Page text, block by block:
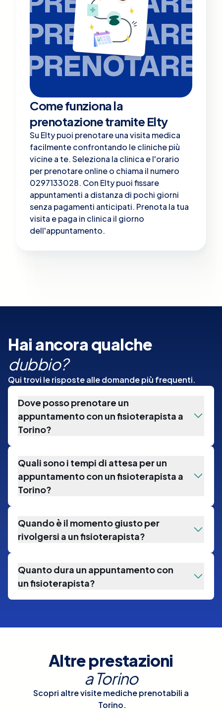
PRENOTARE
PRENOTARE
Come funziona la
prenotazione tramite Elty
Su Elty puoi prenotare una visita medica
facilmente confrontando le cliniche più
vicine a te. Seleziona la clinica e l'orario
per prenotare online o chiama il numero
0297133028. Con Elty puoi fissare
appuntamenti a distanza di pochi giorni
senza pagamenti anticipati. Prenota la tua
visita e paga in clinica il giorno
dell'appuntamento.
Hai ancora qualche
dubbio?
Qui trovi le risposte alle domande più frequenti.
Dove posso prenotare un
appuntamento con un fisioterapista a
Torino?
Quali sono i tempi di attesa per un
appuntamento con un fisioterapista a
Torino?
Quando è il momento giusto per
rivolgersi a un fisioterapista?
Quanto dura un appuntamento con
un fisioterapista?
Altre prestazioni
aTorino
Scopri altre visite mediche prenotabili a
Torino.